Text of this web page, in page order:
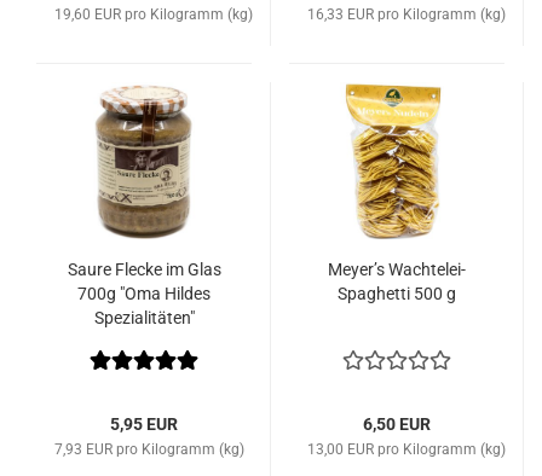
19,60 EUR pro Kilogramm (kg) 16,33 EUR pro Kilogramm (kg)
Saure Flecke im Glas
700g "Oma Hildes
Spezialitäten"
5,95 EUR
7,93 EUR pro Kilogramm (kg)
Meyer’s Wachtelei-
Spaghetti 500 g
6,50 EUR
13,00 EUR pro Kilogramm (kg)